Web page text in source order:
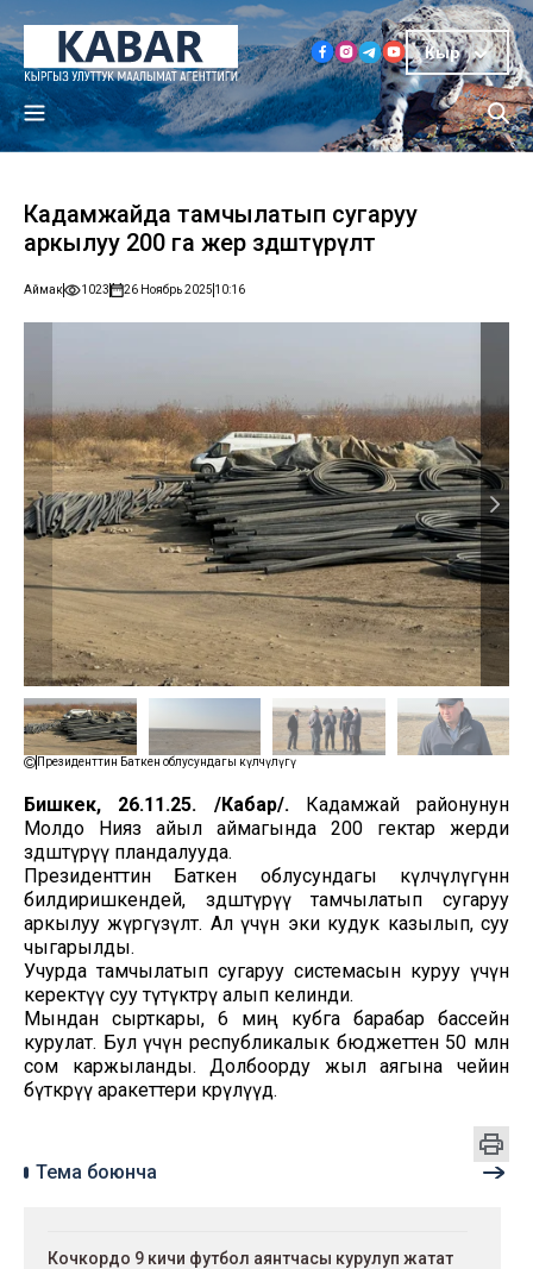
Кыр
Кадамжайда тамчылатып сугаруу
аркылуу 200 га жер өздөштүрүлөт
Аймак 1023 26 Ноябрь 2025 10:16
Президенттин Баткен облусундагы өкүлчүлүгү
Бишкек, 26.11.25. /Кабар/. Кадамжай районунун
Молдо Нияз айыл аймагында 200 гектар жерди
өздөштүрүү пландалууда.
Президенттин Баткен облусундагы өкүлчүлүгүнөн
билдиришкендей, өздөштүрүү тамчылатып сугаруу
аркылуу жүргүзүлөт. Ал үчүн эки кудук казылып, суу
чыгарылды.
Учурда тамчылатып сугаруу системасын куруу үчүн
керектүү суу түтүктөрү алып келинди.
Мындан сырткары, 6 миң кубга барабар бассейн
курулат. Бул үчүн республикалык бюджеттен 50 млн
сом каржыланды. Долбоорду жыл аягына чейин
бүткөрүү аракеттери көрүлүүдө.
Тема боюнча
Кочкордо 9 кичи футбол аянтчасы курулуп жатат